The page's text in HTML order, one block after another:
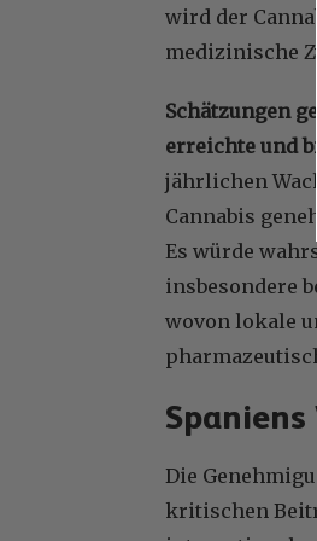
wird der
medizinische
Schätzungen
erreichte und
jährlichen
Cannabis
Es würde
insbesondere
wovon lokale
Die
kritischen